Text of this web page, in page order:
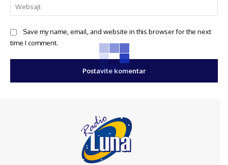
Save my name, email, and website in this browser for the next
time I comment.